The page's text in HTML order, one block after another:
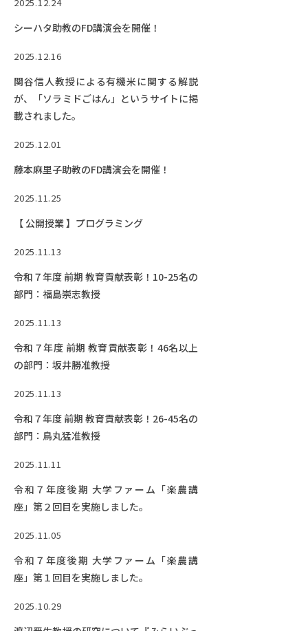
お問い合わせ
交通案内
保護者の方へ
CAMPUS LIFE
大学生活
CENTERS
パンフレット
教員一覧
BULLETIN
生物資源学研究科紀要
ANPIC安否情報システム
シーハタ助教のFD講演会を開催！
2025.12.16
関谷信人教授による有機米に関する解説
が、「ソラミドごはん」というサイトに掲
載されました。
2025.12.01
藤本麻里子助教のFD講演会を開催！
2025.11.25
【 公開授業 】プログラミング
2025.11.13
令和７年度 前期 教育貢献表彰！10-25名の
部門：福島崇志教授
2025.11.13
令和７年度 前期 教育貢献表彰！46名以上
の部門：坂井勝准教授
2025.11.13
令和７年度 前期 教育貢献表彰！26-45名の
部門：鳥丸猛准教授
2025.11.11
令和７年度後期 大学ファーム「楽農講
座」第２回目を実施しました。
2025.11.05
令和７年度後期 大学ファーム「楽農講
座」第１回目を実施しました。
2025.10.29